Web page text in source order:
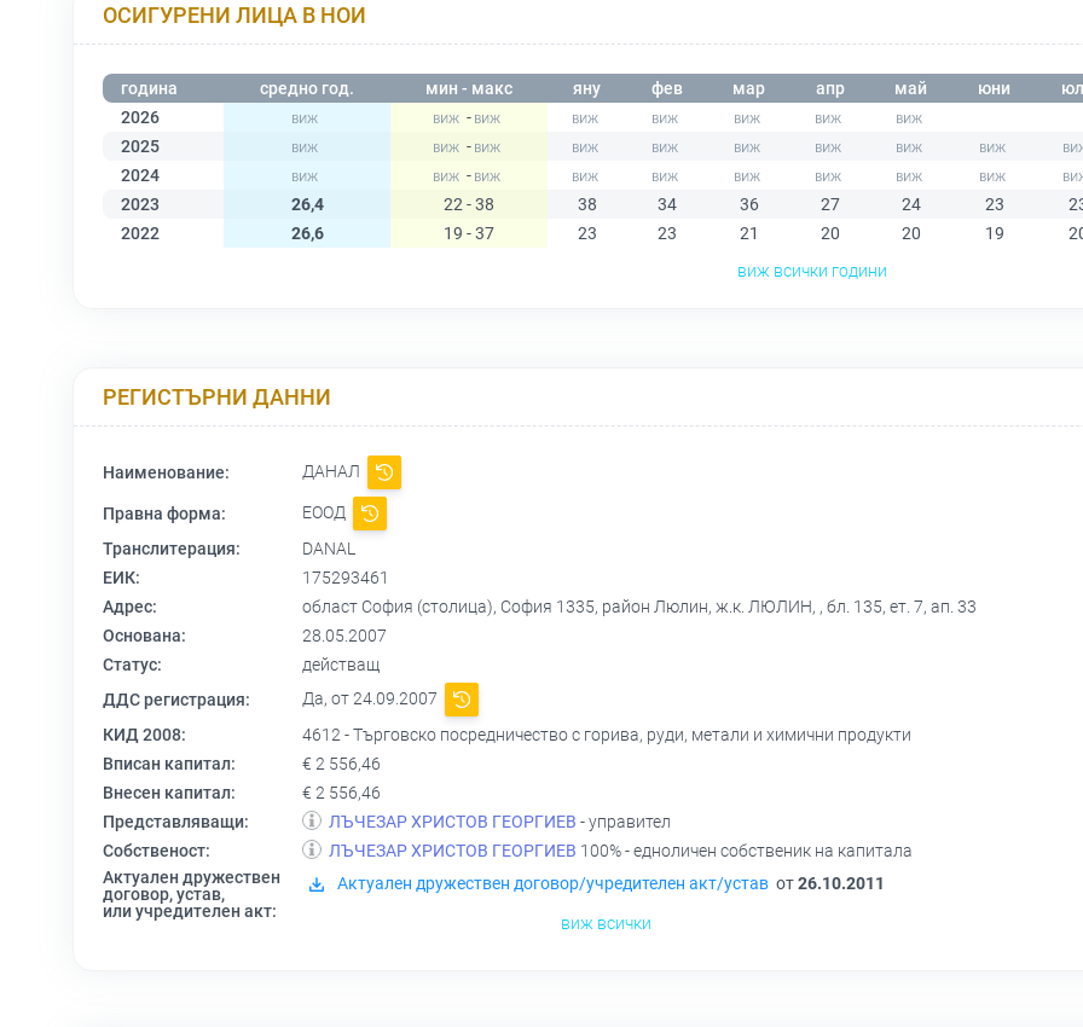
ОСИГУРЕНИ ЛИЦА В НОИ
година средно год. мин - макс яну фев мар апр май юни
2026
-
2025
-
2024
-
2023
26,4 22 - 38 38 34 36 27 24 23
2022
26,6 19 - 37 23 23 21 20 20 19
виж всички години
РЕГИСТЪРНИ ДАННИ
Наименование: ДАНАЛ
Правна форма:
ЕООД
Транслитерация:
DANAL
ЕИК:
175293461
Адрес:
област София (столица), София 1335, район Люлин, ж.к. ЛЮЛИН, , бл. 135, ет. 7, ап. 33
Основана:
28.05.2007
Статус:
действащ
ДДС регистрация:
Да, от 24.09.2007
КИД 2008:
4612 - Търговско посредничество с горива, руди, метали и химични продукти
Вписан капитал:
€ 2 556,46
Внесен капитал:
€ 2 556,46
Представляващи:
ЛЪЧЕЗАР ХРИСТОВ ГЕОРГИЕВ - управител
Собственост:
ЛЪЧЕЗАР ХРИСТОВ ГЕОРГИЕВ 100% - едноличен собственик на капитала
Актуален дружествен
договор, устав,
или учредителен акт:
Актуален дружествен договор/учредителен акт/устав от26.10.2011
виж всички